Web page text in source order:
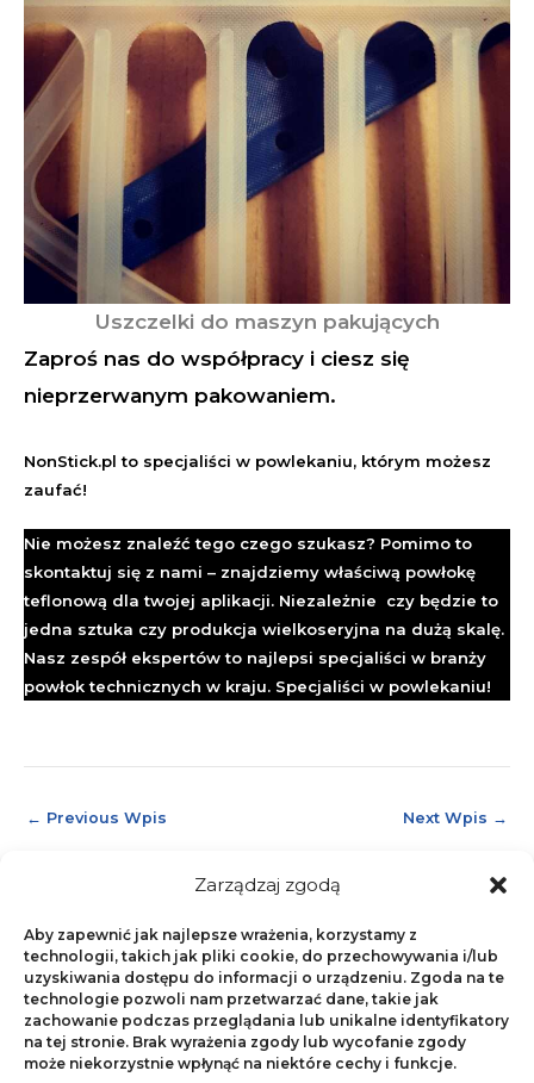
Zarządzaj zgodą
Aby zapewnić jak najlepsze wrażenia, korzystamy z
technologii, takich jak pliki cookie, do przechowywania i/lub
uzyskiwania dostępu do informacji o urządzeniu. Zgoda na te
technologie pozwoli nam przetwarzać dane, takie jak
zachowanie podczas przeglądania lub unikalne identyfikatory
na tej stronie. Brak wyrażenia zgody lub wycofanie zgody
może niekorzystnie wpłynąć na niektóre cechy i funkcje.
Uszczelki do maszyn pakujących
Zaproś nas do współpracy i ciesz się
nieprzerwanym pakowaniem.
NonStick.pl to specjaliści w powlekaniu, którym możesz
zaufać!
Nie możesz znaleźć tego czego szukasz? Pomimo to
skontaktuj się z nami – znajdziemy właściwą powłokę
teflonową dla twojej aplikacji. Niezależnie czy będzie to
jedna sztuka czy produkcja wielkoseryjna na dużą skalę.
Nasz zespół ekspertów to najlepsi specjaliści w branży
powłok technicznych w kraju. Specjaliści w powlekaniu!
← Previous Wpis Next Wpis →
Powłoki fluoropolimeroweNonStick.pl
Copyright © 2018NonStick.pl